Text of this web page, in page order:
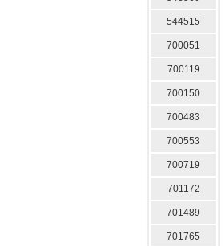
544515
700051
700119
700150
700483
700553
700719
701172
701489
701765